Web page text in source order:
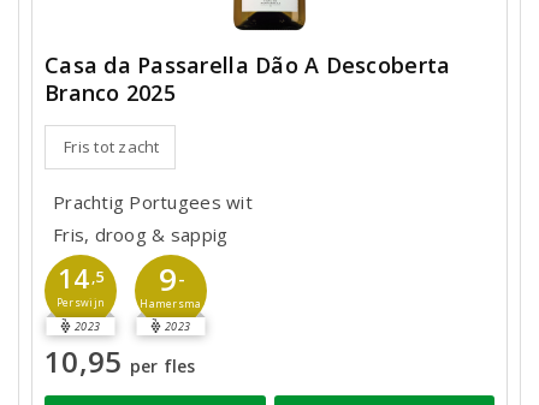
Casa da Passarella Dão A Descoberta
Branco 2025
Fris tot zacht
Prachtig Portugees wit
Fris, droog & sappig
14,5
Perswijn
2023
9-
Hamersma
2023
10,95 per fles